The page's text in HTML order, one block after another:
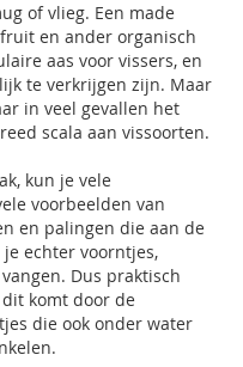
of vlieg. Een made
en ander organisch
aas voor vissers, en
te verkrijgen zijn. Maar
in veel gevallen het
scala aan vissoorten.
kun je vele
voorbeelden van
en palingen die aan de
echter voorntjes,
Dus praktisch
komt door de
die ook onder water